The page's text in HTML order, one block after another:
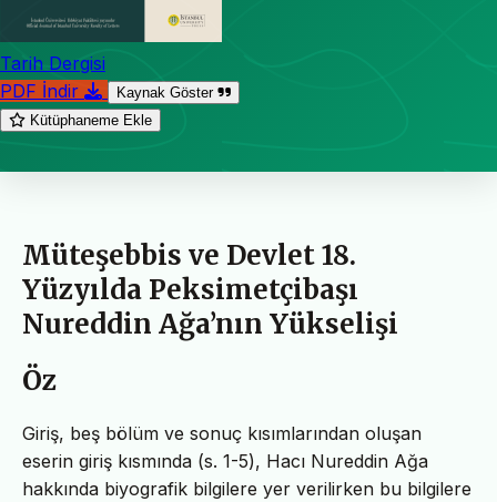
Tarih Dergisi
PDF İndir
Kaynak Göster
Kütüphaneme Ekle
Müteşebbis ve Devlet 18.
Yüzyılda Peksimetçibaşı
Nureddin Ağa’nın Yükselişi
Öz
Giriş, beş bölüm ve sonuç kısımlarından oluşan
eserin giriş kısmında (s. 1-5), Hacı Nureddin Ağa
hakkında biyografik bilgilere yer verilirken bu bilgilere